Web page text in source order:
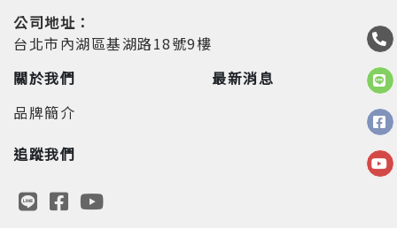
公司地址：
台北市內湖區基湖路18號9樓
關於我們
品牌簡介
最新消息
追蹤我們